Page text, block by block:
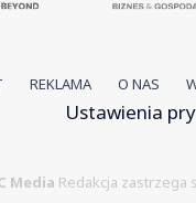
REKLAMA O NAS
Ustawienia
Media Redakcja zastrzega